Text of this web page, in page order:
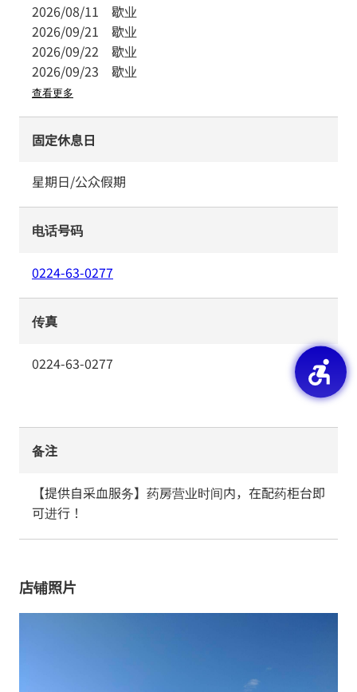
2026/08/11 歇业
2026/09/21 歇业
2026/09/22 歇业
2026/09/23 歇业
查看更多
固定休息日
星期日/公众假期
电话号码
0224-63-0277
传真
0224-63-0277
备注
【提供自采血服务】药房营业时间内，在配药柜台即
可进行！
店铺照片